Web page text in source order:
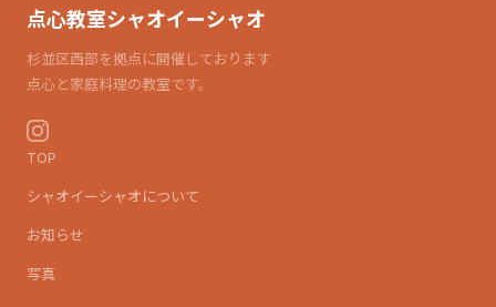
点心教室シャオイーシャオ
杉並区西部を拠点に開催しております
点心と家庭料理の教室です。
TOP
シャオイーシャオについて
お知らせ
写真